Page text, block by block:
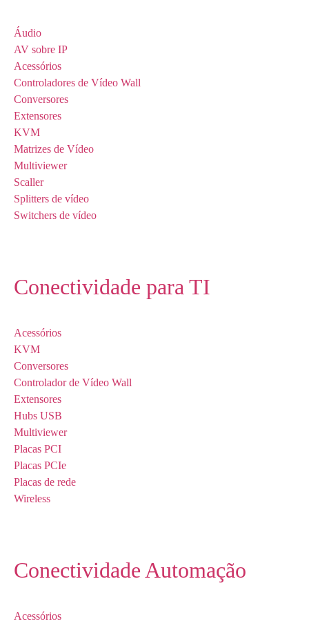
Áudio
AV sobre IP
Acessórios
Controladores de Vídeo Wall
Conversores
Extensores
KVM
Matrizes de Vídeo
Multiviewer
Scaller
Splitters de vídeo
Switchers de vídeo
Conectividade para TI
Acessórios
KVM
Conversores
Controlador de Vídeo Wall
Extensores
Hubs USB
Multiviewer
Placas PCI
Placas PCIe
Placas de rede
Wireless
Conectividade Automação
Acessórios